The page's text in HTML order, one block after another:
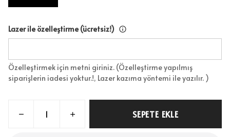
Lazer ile özelleştirme (ücretsiz!)
Özelleştirmek için metni giriniz. (Özelleştirme yapılmış
siparişlerin iadesi yoktur.!, Lazer kazıma yöntemi ile yazılır. )
SEPETE EKLE